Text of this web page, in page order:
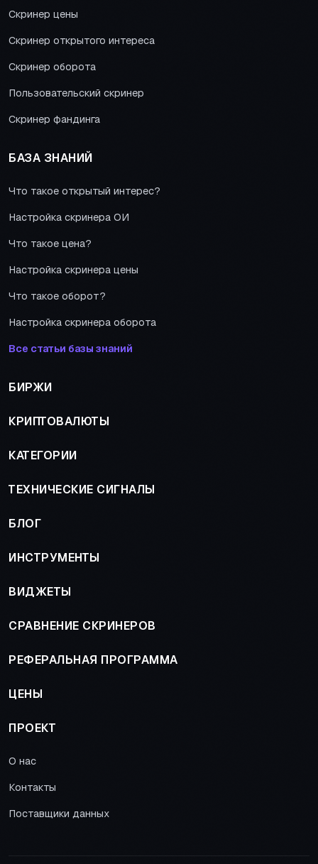
Скринер цены
Скринер открытого интереса
Скринер оборота
Пользовательский скринер
Скринер фандинга
БАЗА ЗНАНИЙ
Что такое открытый интерес?
Настройка скринера ОИ
Что такое цена?
Настройка скринера цены
Что такое оборот?
Настройка скринера оборота
Все статьи базы знаний
БИРЖИ
КРИПТОВАЛЮТЫ
КАТЕГОРИИ
ТЕХНИЧЕСКИЕ СИГНАЛЫ
БЛОГ
ИНСТРУМЕНТЫ
ВИДЖЕТЫ
СРАВНЕНИЕ СКРИНЕРОВ
РЕФЕРАЛЬНАЯ ПРОГРАММА
ЦЕНЫ
ПРОЕКТ
О нас
Контакты
Поставщики данных